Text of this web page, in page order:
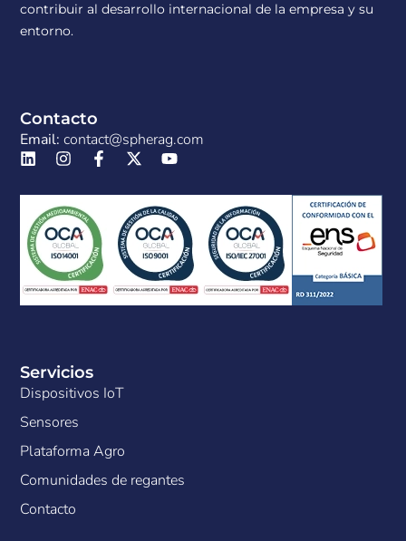
contribuir al desarrollo internacional de la empresa y su
entorno.
Servicios
Dispositivos IoT
Sensores
Plataforma Agro
Comunidades de regantes
Contacto
Contacto
Email: contact@spherag.com